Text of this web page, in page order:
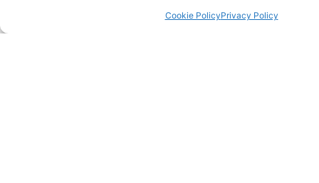
Cookie PolicyPrivacy Policy